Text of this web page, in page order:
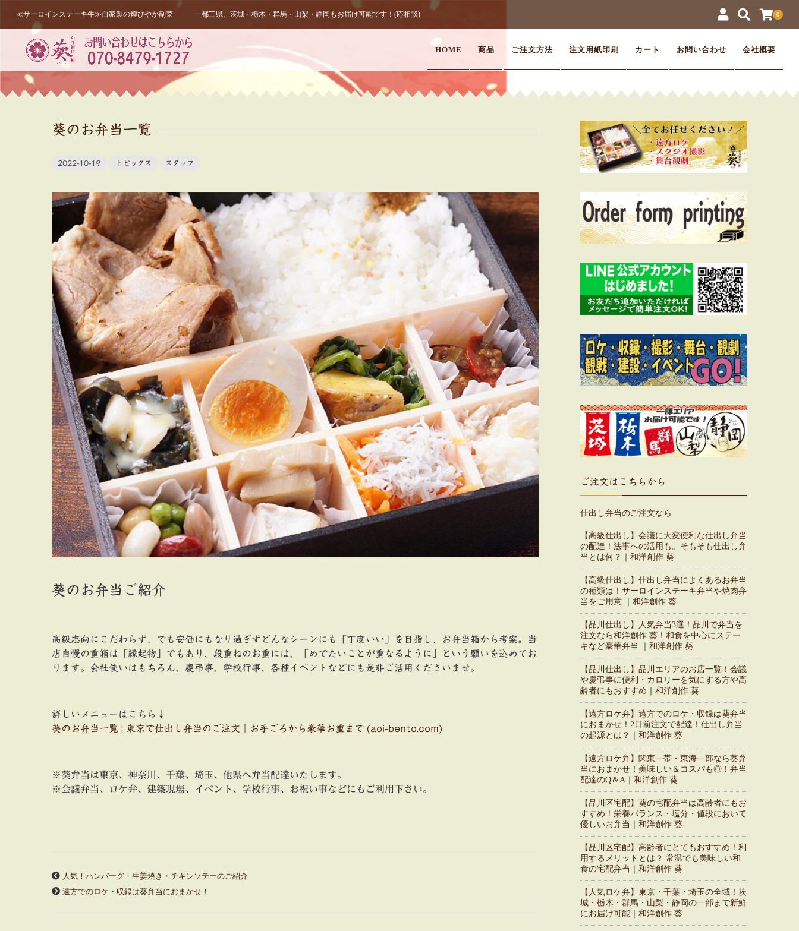
0
HOME 商品 ご注文方法 注文用紙印刷 カート お問い合わせ 会社概要
≪サーロインステーキ牛≫自家製の煌びやか副菜 一都三県、茨城・栃木・群馬・山梨・静岡もお届け可能です！(応相談)
葵のお弁当一覧
2022-10-19 トピックス スタッフ
葵のお弁当ご紹介
高級志向にこだわらず、でも安価にもなり過ぎずどんなシーンにも「丁度いい」を目指し、お弁当箱から考案。当
店自慢の重箱は「縁起物」でもあり、段重ねのお重には、「めでたいことが重なるように」という願いを込めてお
ります。会社使いはもちろん、慶弔事、学校行事、各種イベントなどにも是非ご活用くださいませ。
詳しいメニューはこちら↓
葵のお弁当一覧 | 東京で仕出し弁当のご注文｜お手ごろから豪華お重まで (aoi-bento.com)
※葵弁当は東京、神奈川、千葉、埼玉、他県へ弁当配達いたします。
※会議弁当、ロケ弁、建築現場、イベント、学校行事、お祝い事などにもご利用下さい。
人気！ハンバーグ・生姜焼き・チキンソテーのご紹介
遠方でのロケ・収録は葵弁当におまかせ！
ご注文はこちらから
仕出し弁当のご注文なら
【高級仕出し】会議に大変便利な仕出し弁当
の配達！法事への活用も。そもそも仕出し弁
当とは何？｜和洋創作 葵
【高級仕出し】仕出し弁当によくあるお弁当
の種類は！サーロインステーキ弁当や焼肉弁
当をご用意 ｜和洋創作 葵
【品川仕出し】人気弁当3選！品川で弁当を
注文なら和洋創作 葵！和食を中心にステー
キなど豪華弁当 ｜和洋創作 葵
【品川仕出し】品川エリアのお店一覧！会議
や慶弔事に便利・カロリーを気にする方や高
齢者にもおすすめ｜和洋創作 葵
【遠方ロケ弁】遠方でのロケ・収録は葵弁当
におまかせ！2日前注文で配達！仕出し弁当
の起源とは？｜和洋創作 葵
【遠方ロケ弁】関東一帯・東海一部なら葵弁
当におまかせ！美味しい＆コスパも◎！弁当
配達のQ＆A｜和洋創作 葵
【品川区宅配】葵の宅配弁当は高齢者にもお
すすめ！栄養バランス・塩分・値段において
優しいお弁当｜和洋創作 葵
【品川区宅配】高齢者にとてもおすすめ！利
用するメリットとは？ 常温でも美味しい和
食の宅配弁当｜和洋創作 葵
【人気ロケ弁】東京・千葉・埼玉の全域！茨
城・栃木・群馬・山梨・静岡の一部まで新鮮
にお届け可能｜和洋創作 葵